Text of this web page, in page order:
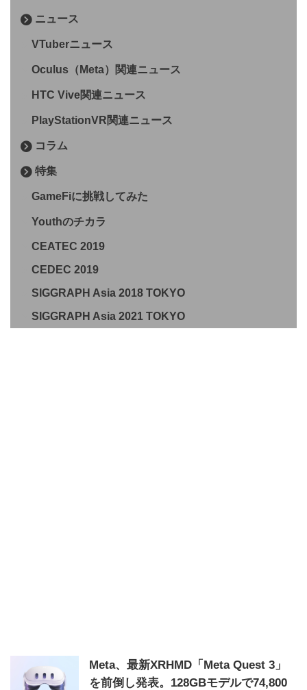
ニュース
VTuberニュース
Oculus（Meta）関連ニュース
HTC Vive関連ニュース
PlayStationVR関連ニュース
コラム
特集
GameFiに挑戦してみた
Youthのチカラ
CEATEC 2019
CEDEC 2019
SIGGRAPH Asia 2018 TOKYO
SIGGRAPH Asia 2021 TOKYO
Meta、最新XRHMD「Meta Quest 3」
を前倒し発表。128GBモデルで74,800